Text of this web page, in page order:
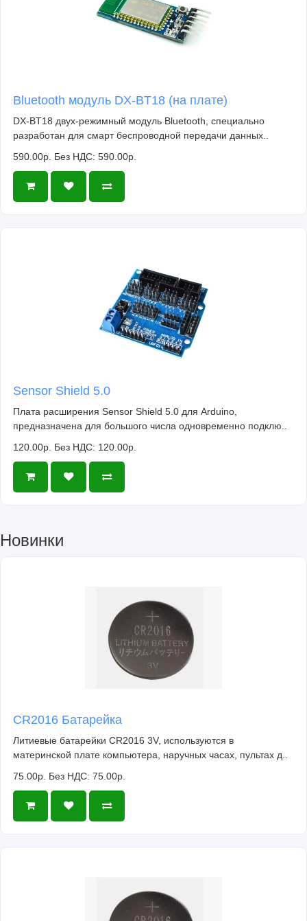
Bluetooth модуль DX-BT18 (на плате)
DX-BT18 двух-режимный модуль Bluetooth, специально
разработан для смарт беспроводной передачи данных..
590.00р. Без НДС: 590.00р.
Sensor Shield 5.0
Плата расширения Sensor Shield 5.0 для Arduino,
предназначена для большого числа одновременно подклю..
120.00р. Без НДС: 120.00р.
Новинки
CR2016 Батарейка
Литиевые батарейки CR2016 3V, используются в
материнской плате компьютера, наручных часах, пультах д..
75.00р. Без НДС: 75.00р.